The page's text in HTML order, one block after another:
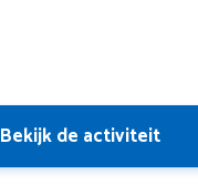
Bekijk de activiteit